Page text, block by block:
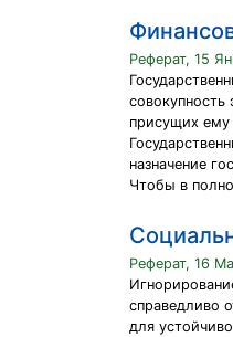
Реферат, 15
присущих ему
назначение
Чтобы в
Реферат, 16
справедливо
для